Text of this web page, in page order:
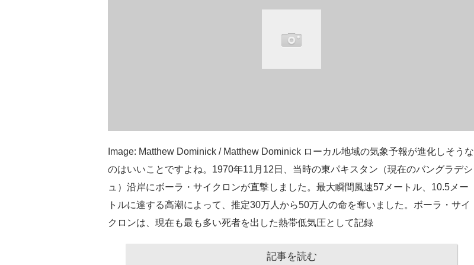
Image: Matthew Dominick / Matthew Dominick ローカル地域の気象予報が進化しそうな
のはいいことですよね。1970年11月12日、当時の東パキスタン（現在のバングラデシ
ュ）沿岸にボーラ・サイクロンが直撃しました。最大瞬間風速57メートル、10.5メー
トルに達する高潮によって、推定30万人から50万人の命を奪いました。ボーラ・サイ
クロンは、現在も最も多い死者を出した熱帯低気圧として記録
記事を読む